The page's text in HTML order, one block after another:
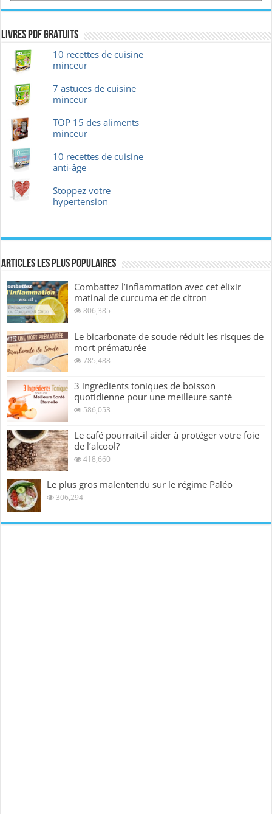
Livres pdf GRATUITS
10 recettes de cuisine
minceur
7 astuces de cuisine
minceur
TOP 15 des aliments
minceur
10 recettes de cuisine
anti-âge
Stoppez votre
hypertension
Articles les plus Populaires
Combattez l’inflammation avec cet élixir
matinal de curcuma et de citron
806,385
Le bicarbonate de soude réduit les risques de
mort prématurée
785,488
3 ingrédients toniques de boisson
quotidienne pour une meilleure santé
586,053
Le café pourrait-il aider à protéger votre foie
de l’alcool?
418,660
Le plus gros malentendu sur le régime Paléo
306,294